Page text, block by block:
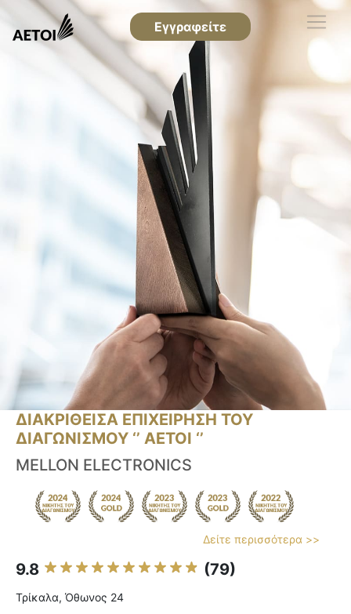
Εγγραφείτε
ΔΙΑΚΡΙΘΕΙΣΑ ΕΠΙΧΕΙΡΗΣΗ ΤΟΥ
ΔΙΑΓΩΝΙΣΜΟΥ ‘’ ΑΕΤΟΙ ‘’
MELLON ELECTRONICS
Δείτε περισσότερα >>
9.8 (79)
Τρίκαλα, Όθωνος 24